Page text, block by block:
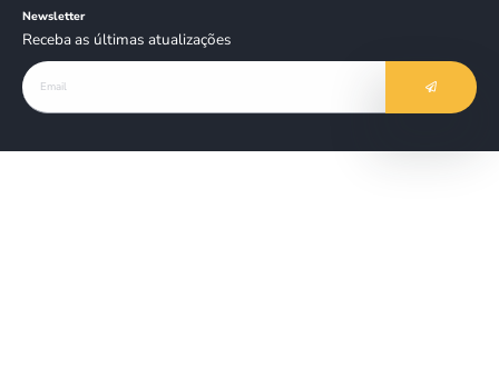
Newsletter
Receba as últimas atualizações